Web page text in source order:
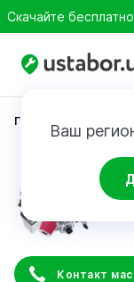
Скачайте
Ваш
Главная
Контакт